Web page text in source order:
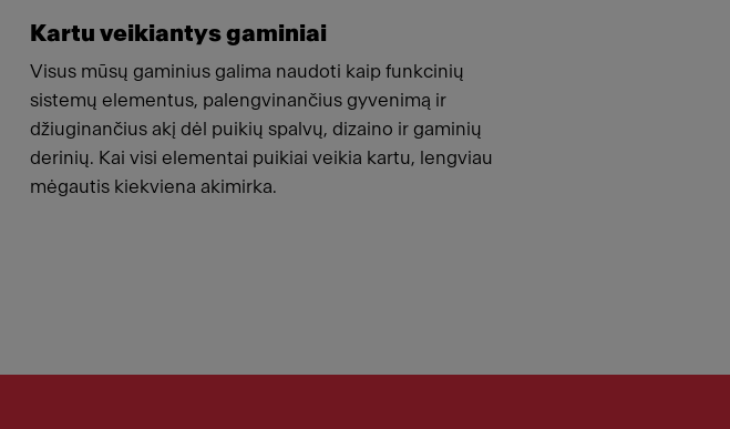
Kartu veikiantys gaminiai
Visus mūsų gaminius galima naudoti kaip funkcinių
sistemų elementus, palengvinančius gyvenimą ir
džiuginančius akį dėl puikių spalvų, dizaino ir gaminių
derinių. Kai visi elementai puikiai veikia kartu, lengviau
mėgautis kiekviena akimirka.